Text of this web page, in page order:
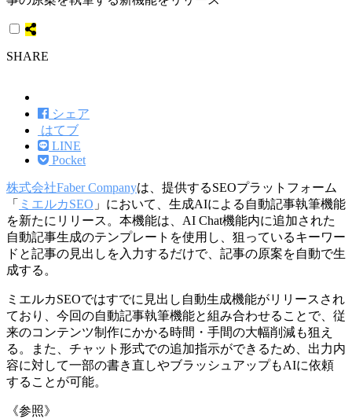
SHARE
シェア
はてブ
LINE
Pocket
株式会社Faber Companyは、提供するSEOプラットフォーム
「 ミエルカSEO 」において、生成AIによる自動記事執筆機能
を新たにリリース。本機能は、AI Chat機能内に追加された
自動記事生成のテンプレートを使用し、狙っているキーワー
ドと記事の見出しを入力するだけで、記事の原案を自動で生
成する。
ミエルカSEOではすでに見出し自動生成機能がリリースされ
ており、今回の自動記事執筆機能と組み合わせることで、従
来のコンテンツ制作にかかる時間・手間の大幅削減も狙え
る。また、チャット形式での追加指示ができるため、出力内
容に対して一部の書き直しやブラッシュアップもAIに依頼
することが可能。
《参照》